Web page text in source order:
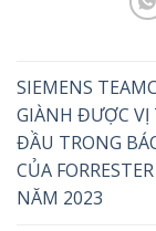
SIEMENS
GIÀNH ĐƯỢC VỊ
ĐẦU TRONG
CỦA
NĂM 2023